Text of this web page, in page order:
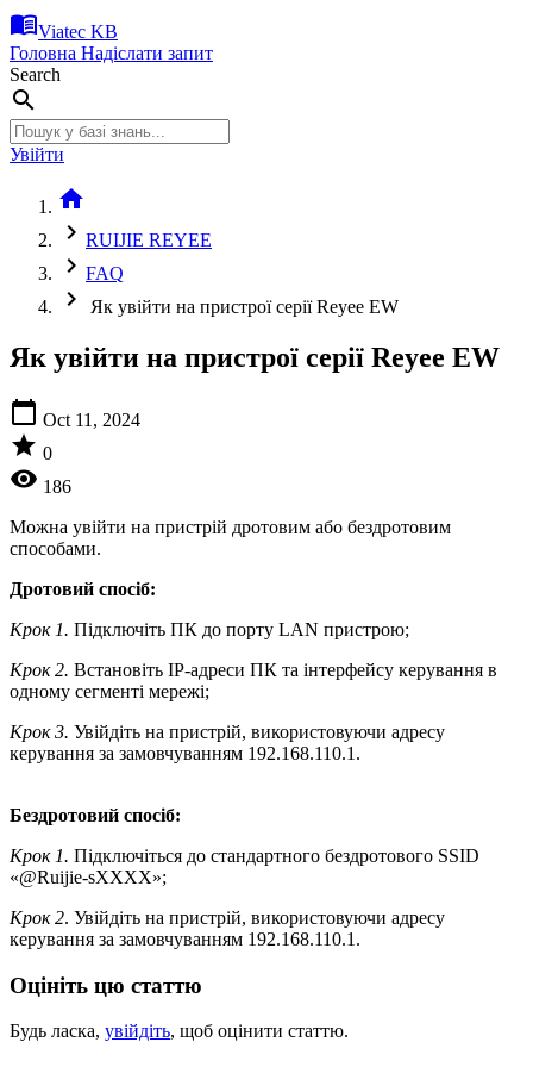
menu_bookViatec KB
Головна Надіслати запит
Search
search
Увійти
home
chevron_right RUIJIE REYEE
chevron_right FAQ
chevron_right Як увійти на пристрої серії Reyee EW
Як увійти на пристрої серії Reyee EW
calendar_today Oct 11, 2024
star 0
visibility 186
Можна увійти на пристрій дротовим або бездротовим
способами.
Дротовий спосіб:
Крок 1. Підключіть ПК до порту LAN пристрою;
Крок 2. Встановіть IP-адреси ПК та інтерфейсу керування в
одному сегменті мережі;
Крок 3. Увійдіть на пристрій, використовуючи адресу
керування за замовчуванням 192.168.110.1.
Бездротовий спосіб:
Крок 1. Підключіться до стандартного бездротового SSID
«@Ruijie-sXXXX»;
Крок 2. Увійдіть на пристрій, використовуючи адресу
керування за замовчуванням 192.168.110.1.
Оцініть цю статтю
Будь ласка, увійдіть, щоб оцінити статтю.